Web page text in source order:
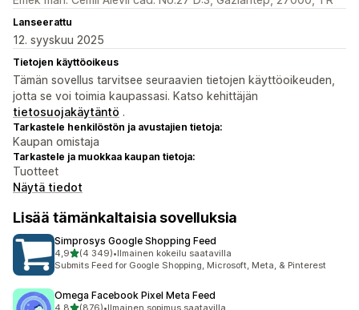
Lanseerattu
12. syyskuu 2025
Tietojen käyttöoikeus
Tämän sovellus tarvitsee seuraavien tietojen käyttöoikeuden,
jotta se voi toimia kaupassasi. Katso kehittäjän
tietosuojakäytäntö .
Tarkastele henkilöstön ja avustajien tietoja:
Kaupan omistaja
Tarkastele ja muokkaa kaupan tietoja:
Tuotteet
Näytä tiedot
Lisää tämänkaltaisia sovelluksia
Simprosys Google Shopping Feed
4,9/ 5 tähteä
(4 349)
4349 arvostelua yhteensä
•Ilmainen kokeilu saatavilla
Submits Feed for Google Shopping, Microsoft, Meta, & Pinterest
Omega Facebook Pixel Meta Feed
/ 5 tähteä